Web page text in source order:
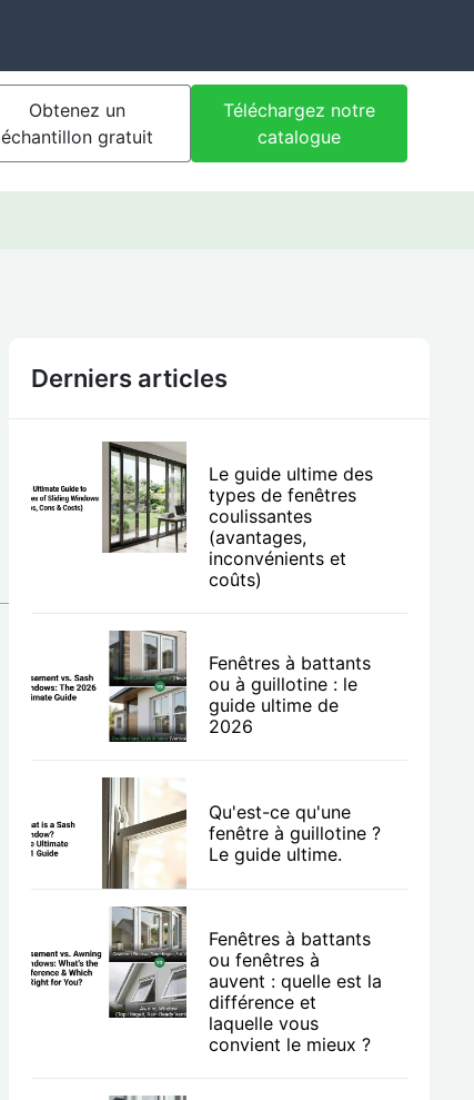
Obtenez un
échantillon gratuit
Téléchargez notre
catalogue
Derniers articles
Le guide ultime des
types de fenêtres
coulissantes
(avantages,
inconvénients et
coûts)
Fenêtres à battants
ou à guillotine : le
guide ultime de
2026
Qu'est-ce qu'une
fenêtre à guillotine ?
Le guide ultime.
Fenêtres à battants
ou fenêtres à
auvent : quelle est la
différence et
laquelle vous
convient le mieux ?